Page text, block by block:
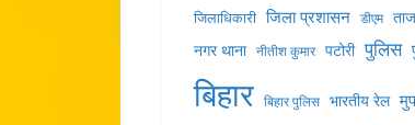
जिलाधिकारी जिला प्रशासन डीएम
नगर थाना नीतीश कुमार पटोरी पुलिस
बिहार बिहार पुलिस भारतीय रेल